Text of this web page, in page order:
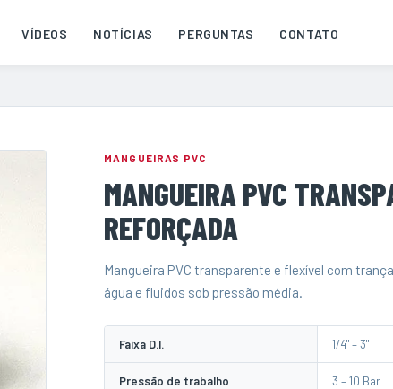
VÍDEOS NOTÍCIAS PERGUNTAS CONTATO
MANGUEIRAS PVC
MANGUEIRA PVC
REFORÇADA
Mangueira PVC transparente e flexível com
água e fluidos sob pressão média.
Faixa D.I. 1/4" – 3"
Pressão de trabalho 3 – 10 Bar